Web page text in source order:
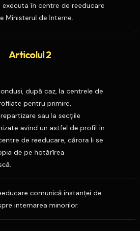
executa în centre de reeducare
Ministerul de Interne.
Articolul 2
după caz, la centrele de
pentru primire,
sau la secţiile
avînd un astfel de profil în
de reeducare, cărora li se
de pe hotărîrea
comunică instanţei de
internarea minorilor.